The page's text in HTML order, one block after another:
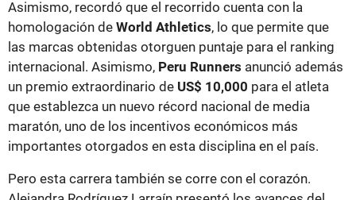
Asimismo, recordó que el recorrido cuenta con la
homologación de World Athletics, lo que permite que
las marcas obtenidas otorguen puntaje para el ranking
internacional. Asimismo, Peru Runners anunció además
un premio extraordinario de US$ 10,000 para el atleta
que establezca un nuevo récord nacional de media
maratón, uno de los incentivos económicos más
importantes otorgados en esta disciplina en el país.
Pero esta carrera también se corre con el corazón.